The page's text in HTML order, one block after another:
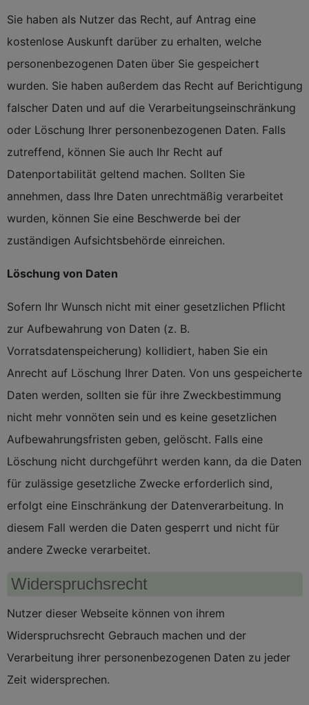
Sie haben als Nutzer das Recht, auf Antrag eine
kostenlose Auskunft darüber zu erhalten, welche
personenbezogenen Daten über Sie gespeichert
wurden. Sie haben außerdem das Recht auf Berichtigung
falscher Daten und auf die Verarbeitungseinschränkung
oder Löschung Ihrer personenbezogenen Daten. Falls
zutreffend, können Sie auch Ihr Recht auf
Datenportabilität geltend machen. Sollten Sie
annehmen, dass Ihre Daten unrechtmäßig verarbeitet
wurden, können Sie eine Beschwerde bei der
zuständigen Aufsichtsbehörde einreichen.
Löschung von Daten
Sofern Ihr Wunsch nicht mit einer gesetzlichen Pflicht
zur Aufbewahrung von Daten (z. B.
Vorratsdatenspeicherung) kollidiert, haben Sie ein
Anrecht auf Löschung Ihrer Daten. Von uns gespeicherte
Daten werden, sollten sie für ihre Zweckbestimmung
nicht mehr vonnöten sein und es keine gesetzlichen
Aufbewahrungsfristen geben, gelöscht. Falls eine
Löschung nicht durchgeführt werden kann, da die Daten
für zulässige gesetzliche Zwecke erforderlich sind,
erfolgt eine Einschränkung der Datenverarbeitung. In
diesem Fall werden die Daten gesperrt und nicht für
andere Zwecke verarbeitet.
Widerspruchsrecht
Nutzer dieser Webseite können von ihrem
Widerspruchsrecht Gebrauch machen und der
Verarbeitung ihrer personenbezogenen Daten zu jeder
Zeit widersprechen.